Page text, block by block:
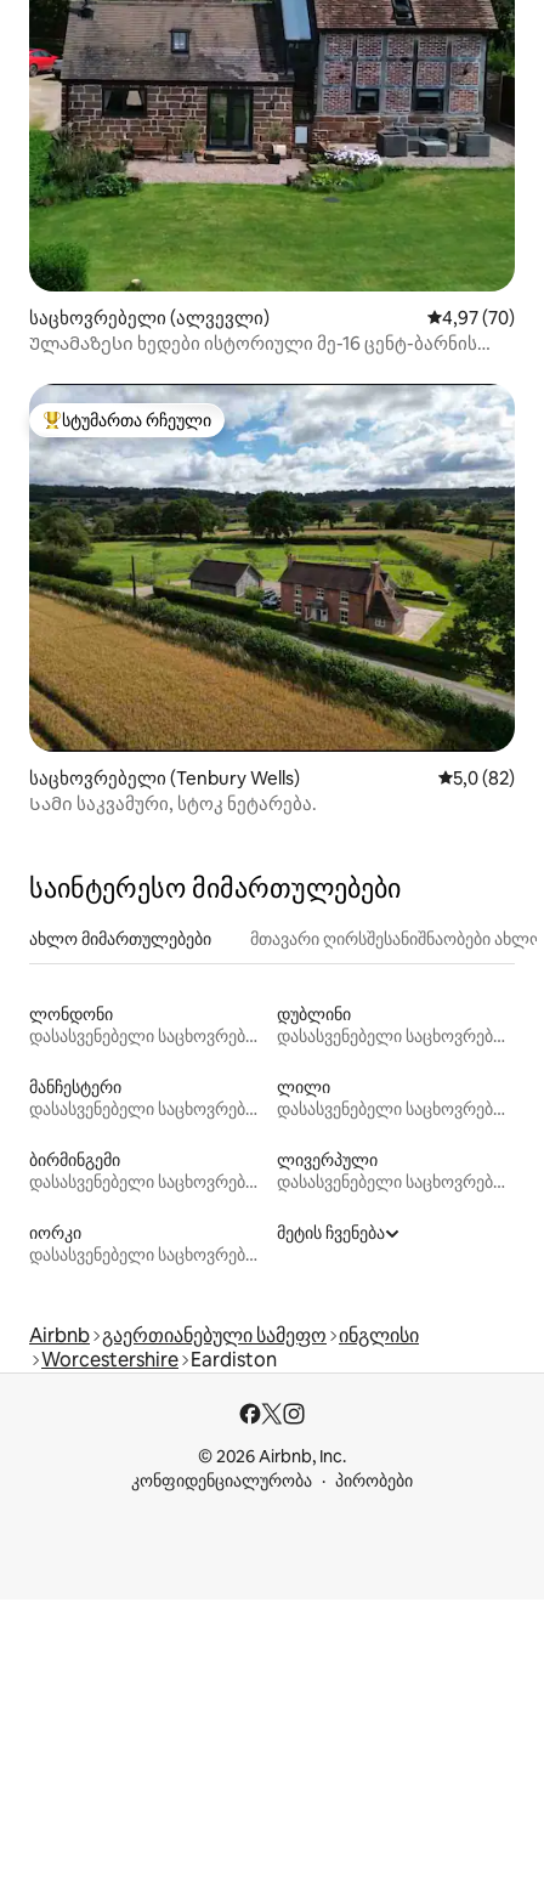
საცხოვრებელი (ალვევლი) საშუალო
4,97 (70)
Ულამაზესი ხედები ისტორიული მე-16 ცენტ-ბარნის
სტუმართა რჩეული მოწინავე ვარიანტი
სტუმართა რჩეული
საცხოვრებელი (Tenbury Wells) საშუალო
5,0 (82)
Სამი საკვამური, სტოკ ნეტარება.
საინტერესო მიმართულებები
ახლო მიმართულებები მთავარი ღირსშესანიშნაობები
ლონდონი
დასასვენებელი საცხოვრებლები
დუბლინი
დასასვენებელი საცხოვრებლები
მანჩესტერი
დასასვენებელი საცხოვრებლები
ლილი
დასასვენებელი საცხოვრებლები
ბირმინგემი
დასასვენებელი საცხოვრებლები
ლივერპული
დასასვენებელი საცხოვრებლები
იორკი
დასასვენებელი საცხოვრებლები
მეტის ჩვენება
Airbnb გაერთიანებული სამეფო ინგლისი
Worcestershire Eardiston
© 2026 Airbnb, Inc.
კონფიდენციალურობა
პირობები